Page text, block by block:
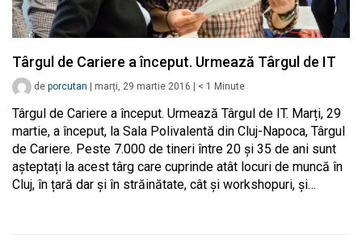
Târgul de Cariere a început. Urmează Târgul de IT
de porcutan marți, 29 martie 2016 < 1 Minute
Târgul de Cariere a început. Urmează Târgul de IT. Marți, 29
martie, a început, la Sala Polivalentă din Cluj-Napoca, Târgul
de Cariere. Peste 7.000 de tineri între 20 și 35 de ani sunt
așteptați la acest târg care cuprinde atât locuri de muncă în
Cluj, în țară dar și în străinătate, cât și workshopuri, și…